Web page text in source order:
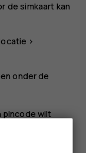
de simkaart kan
>
onder de
pincode wilt